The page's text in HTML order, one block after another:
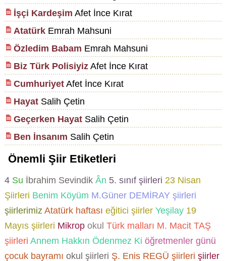
İşçi Kardeşim Afet İnce Kırat
AtatürkEmrah Mahsuni
Özledim Babam Emrah Mahsuni
Biz Türk PolisiyizAfet İnce Kırat
CumhuriyetAfet İnce Kırat
HayatSalih Çetin
Geçerken HayatSalih Çetin
Ben İnsanım Salih Çetin
Önemli Şiir Etiketleri
4 Su İbrahim Sevindik Ân 5. sınıf şiirleri 23 Nisan
Şiirleri Benim Köyüm M.Güner DEMİRAY şiirleri
şiirlerimiz Atatürk haftası eğitici şiirler Yeşilay 19
Mayıs şiirleri Mikrop okul Türk malları M. Macit TAŞ
şiirleri Annem Hakkın Ödenmez Ki öğretmenler günü
çocuk bayramı okul şiirleri Ş. Enis REGÜ şiirleri şiirler